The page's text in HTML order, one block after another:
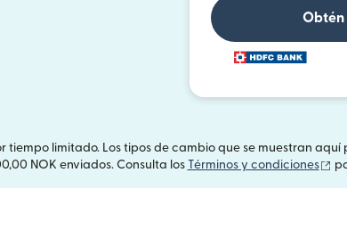
Obtén
tiempo limitado. Los tipos de cambio que se muestran
NOK enviados. Consulta los Términos y condiciones